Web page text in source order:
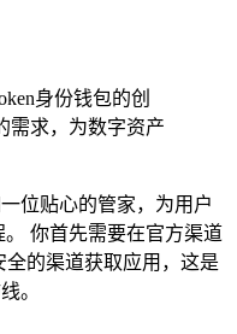
身份钱包的创
需求，为数字资产
位贴心的管家，为用户
你首先需要在官方渠道
的渠道获取应用，这是
。